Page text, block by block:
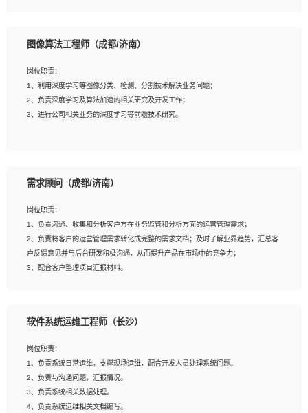
研发管理流程建设经验；
种常用框架和技术Springboot、Shiro、springcloud等；熟悉Linux常用命令和了解
常用脚本语言，较丰富的线上系统运维经验，复杂问题排查思路清晰。
相关的解决方案，包括视频分析、图像识别、NLP、OCR、机器学习等；
AI算法框架，对人脸识别、目标检测、图像识别、OCR、NLP等AI算法有深刻理
解。具有AI平台级产品/解决方案从业经验者优先。具有大数据技术背景者优先；
6、具备良好的客户意识与沟通能力，善于学习思考、创新与团队协作，认真负责、
执行力与抗压力强。
图像算法工程师（成都/济南）
岗位职责：
1、利用深度学习等图像分类、检测、分割技术解决业务问题；
2、负责深度学习及算法加速的相关研究及开发工作；
3、进行公司相关业务的深度学习等前瞻技术研究。
2、2年以上图像处理开发经验，熟悉python和spark开发；
建深度学习系统环境；
4、熟悉OPENCV、HALCON等常用图像处理软件，熟练进行图像处理；
5、熟悉主流的分类算法、聚类算法和关联分析算法原理，能熟练使用神经网络算法
的进行业务建模；
6、对OCR领域有深入的研究，熟悉模型调参，压缩和整型化方法；
需求顾问（成都/济南）
岗位职责：
1、负责沟通、收集和分析客户方在业务监管和分析方面的运营管理需求；
2、负责将客户的运营管理需求转化成完整的需求文档；及时了解业界趋势，汇总客
户反馈意见并与后台研发积极沟通，从而提升产品在市场中的竞争力；
3、配合客户整理项目汇报材料。
1、3年以上运营或解决方案的工作经验。
征，可独立提出完整的优化方案,并推动方案执行达成结果；熟练使用PPT、
WORD、EXCEL等办公软件；
3、深入理解公司各项AI产品和技术信息；具有较强的文档编写能力，能独立撰写
PPT、方案建议书等，面试时需携带个人制作的专业PPT文件进行展示。
软件系统运维工程师（长沙）
岗位职责：
1、负责系统日常运维，支撑现场运维，配合开发人员处理系统问题。
2、负责与沟通问题，汇报情况。
3、负责系统相关数据处理。
4、负责系统运维相关文档编写。